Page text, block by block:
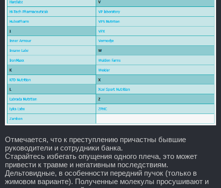
Отмечается, что к преступлению причастны бывшие
руководители и сотрудники банка.
Старайтесь избегать опущения одного плеча, это может
привести к травме и негативным последствиям.
Дельтовидные, в особенности передний пучок (только в
жимовом варианте). Полученные молекулы просушивают и